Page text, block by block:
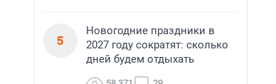
5
Новогодние праздники в
2027 году сократят: сколько
дней будем отдыхать